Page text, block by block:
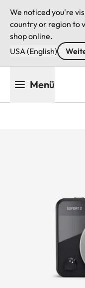
We noticed you're
country or region to
shop online.
USA (English)
Menü